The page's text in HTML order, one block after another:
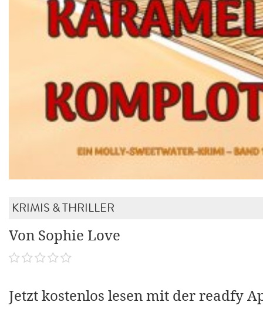
KRIMIS & THRILLER
Von Sophie Love
Jetzt kostenlos lesen mit der readfy